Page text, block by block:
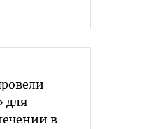
для
в